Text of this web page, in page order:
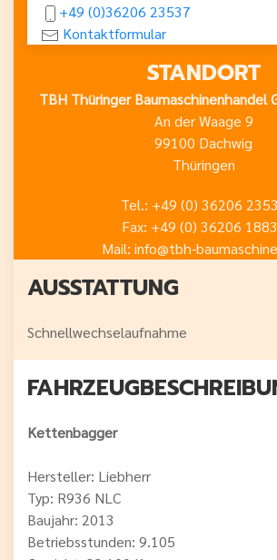
+49 (0)36206 23537
Kontaktformular
STANDORT
TBH Thüringer Baumaschinenhandel
An der Waage 9
99100 Dachwig
Thüringen
Tel.: +49 (0) 36206
Fax: +49 (0) 36206
Mail: info@tbh-
AUSSTATTUNG
Schnellwechselaufnahme
Kettenbagger
Hersteller: Liebherr
Typ: R936 NLC
Baujahr: 2013
Betriebsstunden: 9.105